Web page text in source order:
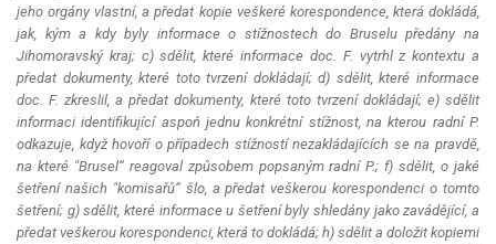
jeho orgány vlastní, a předat kopie veškeré korespondence, která dokládá,
jak, kým a kdy byly informace o stížnostech do Bruselu předány na
Jihomoravský kraj; c) sdělit, které informace doc. F. vytrhl z kontextu a
předat dokumenty, které toto tvrzení dokládají; d) sdělit, které informace
doc. F. zkreslil, a předat dokumenty, které toto tvrzení dokládají; e) sdělit
informaci identifikující aspoň jednu konkrétní stížnost, na kterou radní P.
odkazuje, když hovoří o případech stížností nezakládajících se na pravdě,
na které "Brusel“ reagoval způsobem popsaným radní P.; f) sdělit, o jaké
šetření našich "komisařů“ šlo, a předat veškerou korespondenci o tomto
šetření; g) sdělit, které informace u šetření byly shledány jako zavádějící, a
předat veškerou korespondenci, která to dokládá; h) sdělit a doložit kopiemi